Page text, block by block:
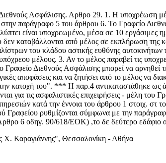
Ασφάλισης. Αρθρο 29. 1. Η υποχρέωση
στην παράγραφο 5 του άρθρου 6. Το Γραφείο
είναι υποχρεωμένο, μέσα σε 10
καταβάλλονται από μέλος σε εκπλήρωση της
του κλάδου αστικής ευθύνης
μέλους. 3. Αν το μέλος παραβεί τις
Γραφείο Διεθνούς Ασφάλισης μπορεί να
αποφάσεις και να ζητήσει από το μέλος να
κατοχή του". *** Η παρ.4 αντικαταστάθηκε
για τις ασφαλιστικές επιχειρήσεις - μέλη
κατά την έννοια του άρθρου 1 στοιχ.
Γραφείου ρυθμίζονται σύμφωνα με την
6 οδηγ. 90/618/ΕΟΚ) ,το δε δεύτερο
Χ. Καραγιάννης", Θεσσαλονίκη - Αθήνα